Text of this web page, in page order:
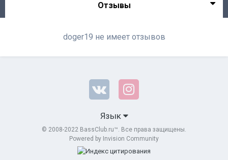
Отзывы
doger19 не имеет отзывов
Язык
© 2008-2022 BassClub.ru™. Все права защищены.
Powered by Invision Community